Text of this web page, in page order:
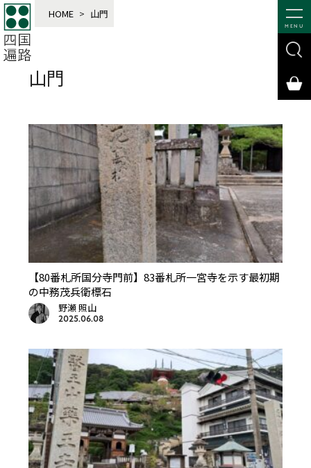
MENU
HOME > 山門
山門
【80番札所国分寺門前】83番札所一宮寺を示す最初期
の中務茂兵衛標石
野瀬 照山
2025.06.08